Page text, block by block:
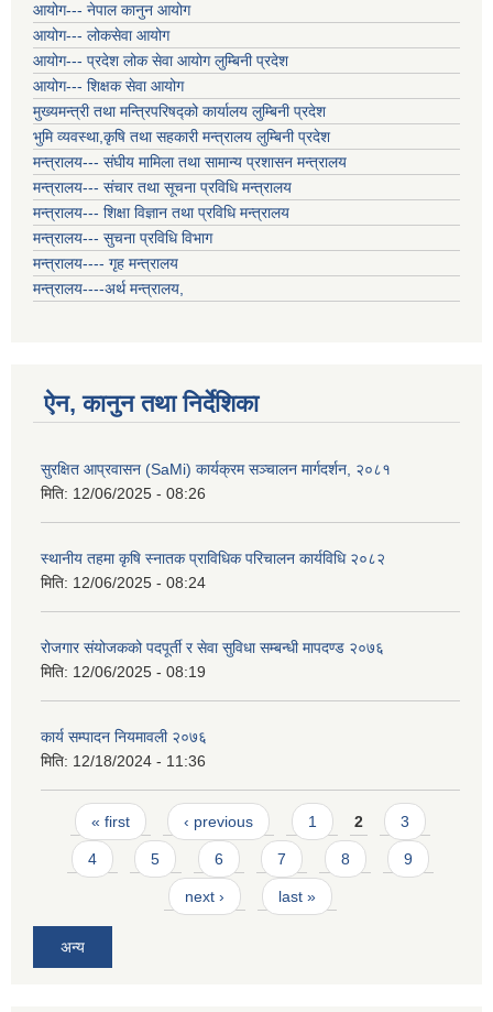
आयोग--- नेपाल कानुन आयोग
आयोग--- लोकसेवा आयोग
आयोग--- प्रदेश लोक सेवा आयोग लुम्बिनी प्रदेश
आयोग--- शिक्षक सेवा आयोग
मुख्यमन्त्री तथा मन्त्रिपरिषद्को कार्यालय लुम्बिनी प्रदेश
भुमि व्यवस्था,कृषि तथा सहकारी मन्त्रालय लुम्बिनी प्रदेश
मन्त्रालय--- संघीय मामिला तथा सामान्य प्रशासन मन्त्रालय
मन्त्रालय--- संचार तथा सूचना प्रविधि मन्त्रालय
मन्त्रालय--- शिक्षा विज्ञान तथा प्रविधि मन्त्रालय
मन्त्रालय--- सुचना प्रविधि विभाग
मन्त्रालय---- गृह मन्त्रालय
मन्त्रालय----अर्थ मन्त्रालय,
ऐन, कानुन तथा निर्देशिका
सुरक्षित आप्रवासन (SaMi) कार्यक्रम सञ्चालन मार्गदर्शन, २०८१
मिति: 12/06/2025 - 08:26
स्थानीय तहमा कृषि स्नातक प्राविधिक परिचालन कार्यविधि २०८२
मिति: 12/06/2025 - 08:24
रोजगार संयोजकको पदपूर्ती र सेवा सुविधा सम्बन्धी मापदण्ड २०७६
मिति: 12/06/2025 - 08:19
कार्य सम्पादन नियमावली २०७६
मिति: 12/18/2024 - 11:36
Pages
« first ‹ previous 1 2 3
4 5 6 7 8 9
next › last »
अन्य